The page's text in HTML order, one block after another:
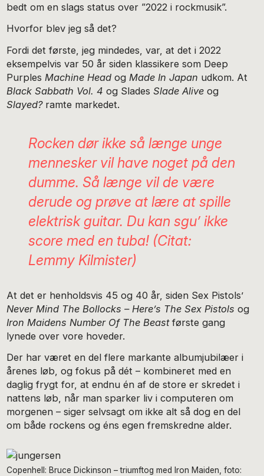
bedt om en slags status over ”2022 i rockmusik”.
Hvorfor blev jeg så det?
Fordi det første, jeg mindedes, var, at det i 2022
eksempelvis var 50 år siden klassikere som Deep
PurplesMachine Head ogMade In Japan udkom. At
Black Sabbath Vol. 4 og SladesSlade Alive og
Slayed?ramte markedet.
Rocken dør ikke så længe unge
mennesker vil have noget på den
dumme. Så længe vil de være
derude og prøve at lære at spille
elektrisk guitar. Du kan sgu’ ikke
score med en tuba! (Citat:
Lemmy Kilmister)
At det er henholdsvis 45 og 40 år, siden Sex Pistols’
Never Mind The Bollocks – Here’s The Sex Pistols og
Iron Maidens Number Of The Beastførste gang
lynede over vore hoveder.
Der har været en del flere markante albumjubilæer i
årenes løb, og fokus på dét – kombineret med en
daglig frygt for, at endnu én af de store er skredet i
nattens løb, når man sparker liv i computeren om
morgenen – siger selvsagt om ikke alt så dog en del
om både rockens og éns egen fremskredne alder.
Copenhell: Bruce Dickinson – triumftog med Iron Maiden, foto: